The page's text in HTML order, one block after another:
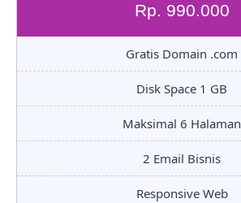
Rp. 990.000
Gratis Domain .com
Disk Space 1 GB
Maksimal 6 Halaman
2 Email Bisnis
Responsive Web